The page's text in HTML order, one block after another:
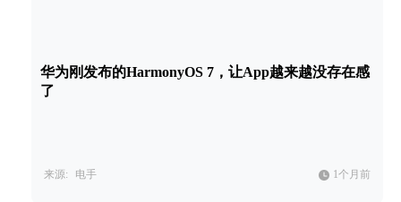
华为刚发布的HarmonyOS 7，让App越来越没存在感
了
来源: 电手 1个月前